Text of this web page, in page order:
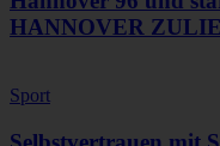
HANNOVER
Sport